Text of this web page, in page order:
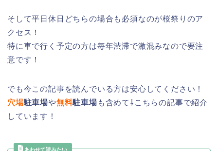
そして平日休日どちらの場合も必須なのが桜祭りのア
クセス！
特に車で行く予定の方は毎年渋滞で激混みなので要注
意です！
でも今この記事を読んでいる方は安心してください！
穴場駐車場や無料駐車場も含めて⇩こちらの記事で紹介
しています！